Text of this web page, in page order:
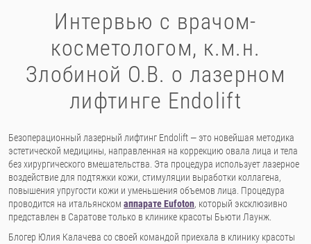
Интервью с врачом-
косметологом, к.м.н.
Злобиной О.В. о лазерном
лифтинге Endolift
Безоперационный лазерный лифтинг Endolift — это новейшая методика
эстетической медицины, направленная на коррекцию овала лица и тела
без хирургического вмешательства. Эта процедура использует лазерное
воздействие для подтяжки кожи, стимуляции выработки коллагена,
повышения упругости кожи и уменьшения объемов лица. Процедура
проводится на итальянском аппарате Eufoton, который эксклюзивно
представлен в Саратове только в клинике красоты Бьюти Лаунж.
Блогер Юлия Калачева со своей командой приехала в клинику красоты